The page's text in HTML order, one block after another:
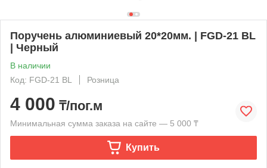
Поручень алюминиевый 20*20мм. | FGD-21 BL
| Черный
В наличии
Код: FGD-21 BL
Розница
4 000 ₸/пог.м
Минимальная сумма заказа на сайте — 5 000 ₸
Купить